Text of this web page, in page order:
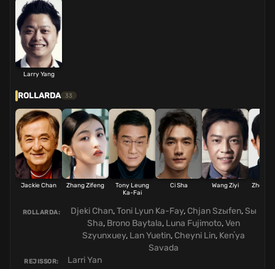
Larry Yang
ROLLARDA 33
Jackie Chan Zhang Zifeng
Tony Leung
Ka-Fai
Ci Sha Wang Ziyi Zhou
ROLLARDA: Djeki Chan,Toni Lyun Ka-Fay, Chjan Szыfen,Sы
Sha, Brono Baytala, Luna Fujimoto,Ven
Szyunxuey, Lan Yuetin, Cheyni Lin, Kenʼya
Savada
REJISSOR: Larri Yan